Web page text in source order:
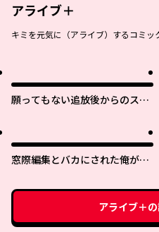
アライブ＋
キミを元気に（アライブ）するコミッ
願ってもない追放後からのスロ
り行きで美少女ギャルの師匠に
なったらなぜかめちゃくちゃ懐
かれた〜
窓際編集とバカにされた俺が、
た
アライブ＋